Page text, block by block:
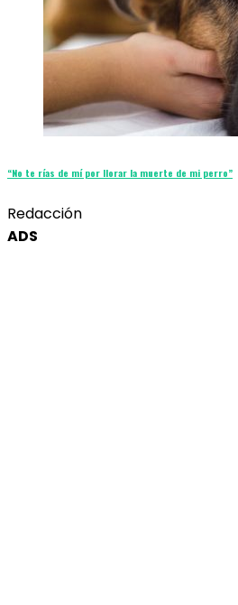
“No te rías de mí por llorar la muerte de mi perro”
Redacción
ADS